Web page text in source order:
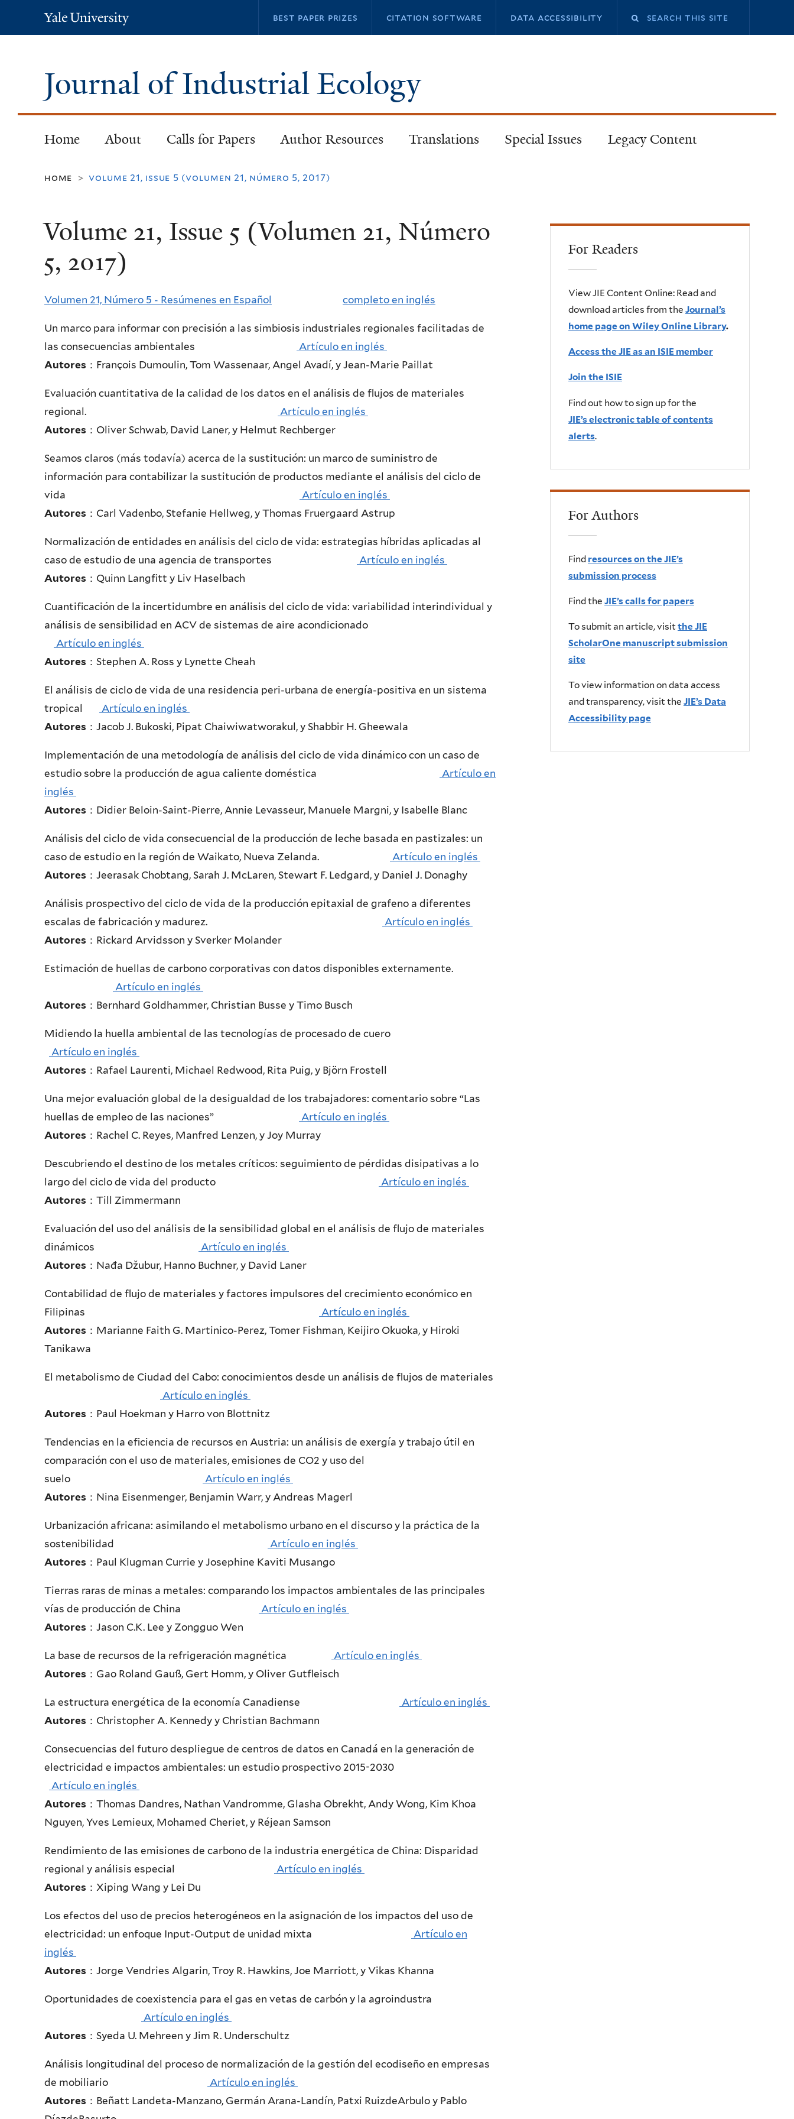
Yale
University
best paper prizes citation software data accessibility
Journal of Industrial Ecology
Home About Calls for Papers Author Resources Translations Special Issues Legacy Content
home > volume 21, issue 5 (volumen 21, número 5, 2017)
Volume 21, Issue 5 (Volumen 21, Número
5, 2017)
Volumen 21, Número 5 - Resúmenes en Español completo en inglés
Un marco para informar con precisión a las simbiosis industriales regionales facilitadas de
las consecuencias ambientales
Artículo en inglés
Autores ：François Dumoulin, Tom Wassenaar, Angel Avadí, y Jean-Marie Paillat
Evaluación cuantitativa de la calidad de los datos en el análisis de flujos de materiales
regional.
Artículo en inglés
Autores ：Oliver Schwab, David Laner, y Helmut Rechberger
Seamos claros (más todavía) acerca de la sustitución: un marco de suministro de
información para contabilizar la sustitución de productos mediante el análisis del ciclo de
vida
Artículo en inglés
Autores ：Carl Vadenbo, Stefanie Hellweg, y Thomas Fruergaard Astrup
Normalización de entidades en análisis del ciclo de vida: estrategias híbridas aplicadas al
caso de estudio de una agencia de transportes
Artículo en inglés
Autores ：Quinn Langfitt y Liv Haselbach
Cuantificación de la incertidumbre en análisis del ciclo de vida: variabilidad interindividual y
análisis de sensibilidad en ACV de sistemas de aire acondicionado
Artículo en inglés
Autores ：Stephen A. Ross y Lynette Cheah
El análisis de ciclo de vida de una residencia peri-urbana de energía-positiva en un sistema
tropical
Artículo en inglés
Autores ：Jacob J. Bukoski, Pipat Chaiwiwatworakul, y Shabbir H. Gheewala
Implementación de una metodología de análisis del ciclo de vida dinámico con un caso de
estudio sobre la producción de agua caliente doméstica
Artículo en
inglés
Autores ：Didier Beloin-Saint-Pierre, Annie Levasseur, Manuele Margni, y Isabelle Blanc
Análisis del ciclo de vida consecuencial de la producción de leche basada en pastizales: un
caso de estudio en la región de Waikato, Nueva Zelanda.
Artículo en inglés
Autores ：Jeerasak Chobtang, Sarah J. McLaren, Stewart F. Ledgard, y Daniel J. Donaghy
Análisis prospectivo del ciclo de vida de la producción epitaxial de grafeno a diferentes
escalas de fabricación y madurez.
Artículo en inglés
Autores ：Rickard Arvidsson y Sverker Molander
Estimación de huellas de carbono corporativas con datos disponibles externamente.
Artículo en inglés
Autores ：Bernhard Goldhammer, Christian Busse y Timo Busch
Midiendo la huella ambiental de las tecnologías de procesado de cuero
Artículo en inglés
Autores ：Rafael Laurenti, Michael Redwood, Rita Puig, y Björn Frostell
Una mejor evaluación global de la desigualdad de los trabajadores: comentario sobre “Las
huellas de empleo de las naciones”
Artículo en inglés
Autores ：Rachel C. Reyes, Manfred Lenzen, y Joy Murray
Descubriendo el destino de los metales críticos: seguimiento de pérdidas disipativas a lo
largo del ciclo de vida del producto
Artículo en inglés
Autores ：Till Zimmermann
Evaluación del uso del análisis de la sensibilidad global en el análisis de flujo de materiales
dinámicos
Artículo en inglés
Autores ：Nađa Džubur, Hanno Buchner, y David Laner
Contabilidad de flujo de materiales y factores impulsores del crecimiento económico en
Filipinas
Artículo en inglés
Autores ：Marianne Faith G. Martinico-Perez, Tomer Fishman, Keijiro Okuoka, y Hiroki
Tanikawa
El metabolismo de Ciudad del Cabo: conocimientos desde un análisis de flujos de materiales
Artículo en inglés
Autores ：Paul Hoekman y Harro von Blottnitz
Tendencias en la eficiencia de recursos en Austria: un análisis de exergía y trabajo útil en
comparación con el uso de materiales, emisiones de CO2 y uso del
suelo
Artículo en inglés
Autores ：Nina Eisenmenger, Benjamin Warr, y Andreas Magerl
Urbanización africana: asimilando el metabolismo urbano en el discurso y la práctica de la
sostenibilidad
Artículo en inglés
Autores ：Paul Klugman Currie y Josephine Kaviti Musango
Tierras raras de minas a metales: comparando los impactos ambientales de las principales
vías de producción de China
Artículo en inglés
Autores ：Jason C.K. Lee y Zongguo Wen
La base de recursos de la refrigeración magnética
Artículo en inglés
Autores ：Gao Roland Gauß, Gert Homm, y Oliver Gutfleisch
La estructura energética de la economía Canadiense
Artículo en inglés
Autores ：Christopher A. Kennedy y Christian Bachmann
Consecuencias del futuro despliegue de centros de datos en Canadá en la generación de
electricidad e impactos ambientales: un estudio prospectivo 2015-2030
Artículo en inglés
Autores ：Thomas Dandres, Nathan Vandromme, Glasha Obrekht, Andy Wong, Kim Khoa
Nguyen, Yves Lemieux, Mohamed Cheriet, y Réjean Samson
Rendimiento de las emisiones de carbono de la industria energética de China: Disparidad
regional y análisis especial
Artículo en inglés
Autores ：Xiping Wang y Lei Du
Los efectos del uso de precios heterogéneos en la asignación de los impactos del uso de
electricidad: un enfoque Input-Output de unidad mixta
Artículo en
inglés
Autores ：Jorge Vendries Algarin, Troy R. Hawkins, Joe Marriott, y Vikas Khanna
Oportunidades de coexistencia para el gas en vetas de carbón y la agroindustra
Artículo en inglés
Autores ：Syeda U. Mehreen y Jim R. Underschultz
Análisis longitudinal del proceso de normalización de la gestión del ecodiseño en empresas
de mobiliario
Artículo en inglés
Autores ：Beñatt Landeta-Manzano, Germán Arana-Landín, Patxi RuizdeArbulo y Pablo
For Readers
View JIE Content Online: Read and
download articles from the Journal’s
home page on Wiley Online Library.
Access the JIE as an ISIE member
Join the ISIE
Find out how to sign up for the
JIE’s electronic table of contents
alerts.
For Authors
Find resources on the JIE’s
submission process
Find the JIE’s calls for papers
To submit an article, visitthe JIE
ScholarOne manuscript submission
site
To view information on data access
and transparency, visit the JIE’s Data
Accessibility page